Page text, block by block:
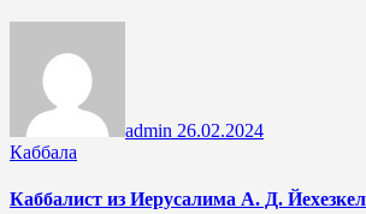
admin 26.02.2024
Каббала
Каббалист из Иерусалима А. Д.